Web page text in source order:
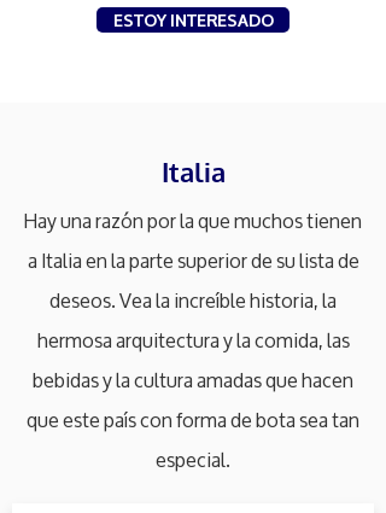
ESTOY INTERESADO
Italia
Hay una razón por la que muchos tienen
a Italia en la parte superior de su lista de
deseos. Vea la increíble historia, la
hermosa arquitectura y la comida, las
bebidas y la cultura amadas que hacen
que este país con forma de bota sea tan
especial.